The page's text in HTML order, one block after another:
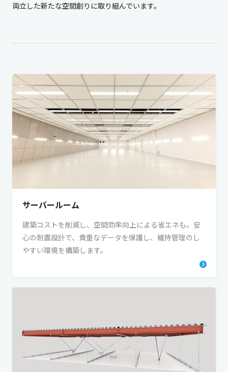
両立した新たな空間創りに取り組んでいます。
サーバールーム
建築コストを削減し、空間効率向上による省エネも。安
心の耐震設計で、貴重なデータを保護し、維持管理のし
やすい環境を構築します。